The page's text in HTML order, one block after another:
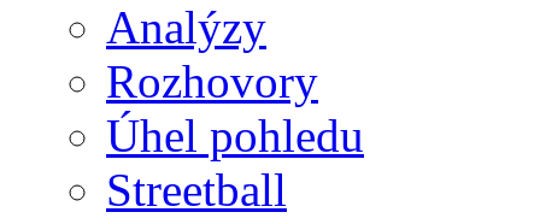
Analýzy
Rozhovory
Úhel pohledu
Streetball